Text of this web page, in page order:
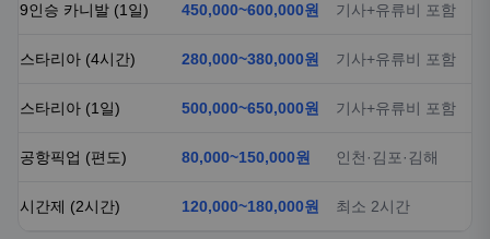
9인승 카니발 (1일) 450,000~600,000원 기사+유류비 포함
스타리아 (4시간) 280,000~380,000원 기사+유류비 포함
스타리아 (1일) 500,000~650,000원 기사+유류비 포함
공항픽업 (편도) 80,000~150,000원 인천·김포·김해
시간제 (2시간) 120,000~180,000원 최소 2시간